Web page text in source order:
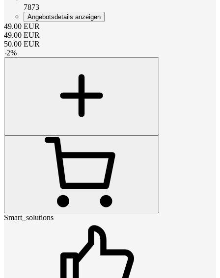
7873
Angebotsdetails anzeigen
49.00 EUR
49.00 EUR
50.00 EUR
-2%
Smart_solutions